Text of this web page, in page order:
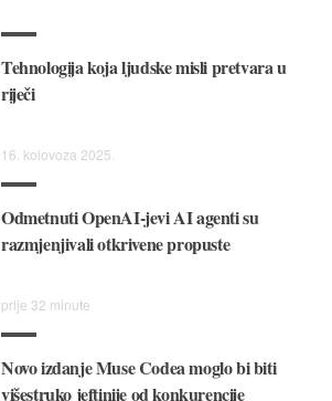
Tehnologija koja ljudske misli pretvara u
riječi
16. kolovoza 2025.
Odmetnuti OpenAI-jevi AI agenti su
razmjenjivali otkrivene propuste
prije 32 minute
Novo izdanje Muse Codea moglo bi biti
višestruko jeftinije od konkurencije